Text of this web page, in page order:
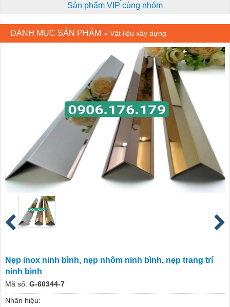
Sản phẩm VIP cùng nhóm
DANH MỤC SẢN PHẨM » Vật liệu xây dựng
Nẹp inox ninh bình, nẹp nhôm ninh bình, nẹp trang trí
ninh bình
Mã số: G-60344-7
Nhãn hiệu: